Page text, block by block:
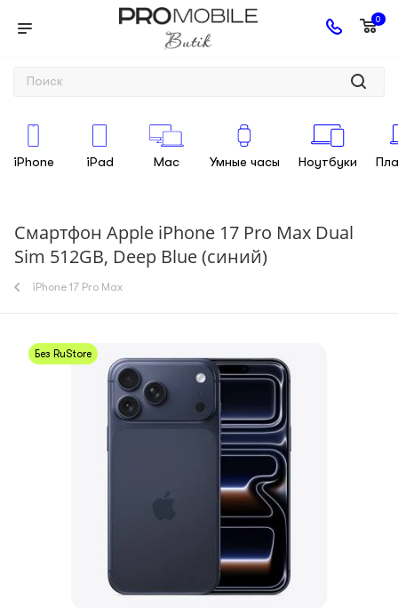
0
iPhone iPad Mac Умные часы Ноутбуки
Смартфон Apple iPhone 17 Pro Max Dual
Sim 512GB, Deep Blue (синий)
iPhone 17 Pro Max
Без RuStore